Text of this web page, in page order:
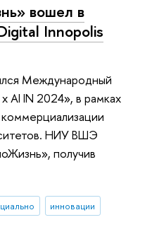
вошел в
Innopolis
Международный
AI IN 2024», в рамках
НИУ ВШЭ
получив
инновации